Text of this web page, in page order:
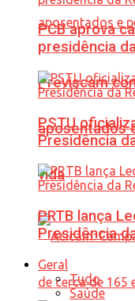
Previscam
aposentados
vida
PCB aprova
presidência
PSTU
Presidência
PRTB lança
Presidência
Geral
Tudo
Saúde